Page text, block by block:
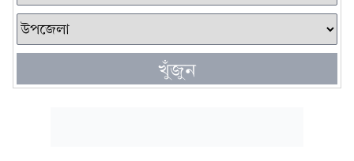
খুঁজুন